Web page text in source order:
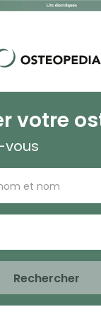
votre
vous
Rechercher